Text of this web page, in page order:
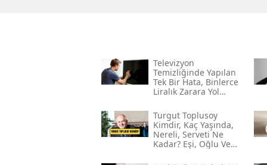
Televizyon
Temizliğinde Yapılan
Tek Bir Hata, Binlerce
Liralık Zarara Yol
Turgut Toplusoy
Kimdir, Kaç Yaşında,
Nereli, Serveti Ne
Kadar? Eşi, Oğlu Ve